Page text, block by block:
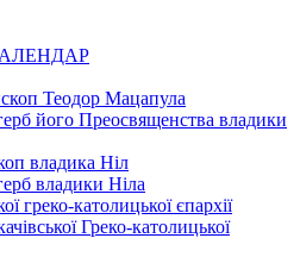
Теодор Мацапула
його Преосвященства владики
владика Ніл
владики Ніла
греко-католицької єпархії
Греко-католицької